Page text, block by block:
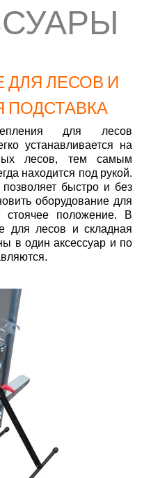
ДЛЯ ЛЕСОВ И
ПОДСТАВКА
для лесов
устанавливается на
лесов, тем самым
находится под рукой.
быстро и без
оборудование для
стоячее положение. В
для лесов и складная
в один аксессуар и по